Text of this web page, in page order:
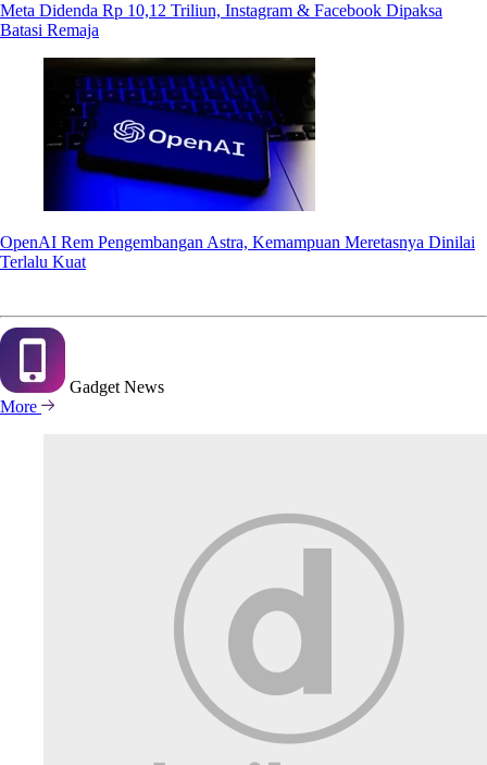
Meta Didenda Rp 10,12 Triliun, Instagram & Facebook Dipaksa
Batasi Remaja
OpenAI Rem Pengembangan Astra, Kemampuan Meretasnya Dinilai
Terlalu Kuat
GadgetNews
More